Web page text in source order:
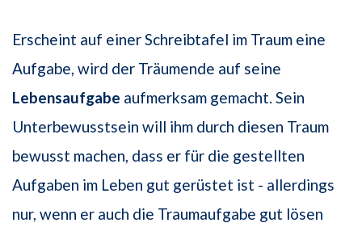
Erscheint auf einer Schreibtafel im Traum eine
Aufgabe, wird der Träumende auf seine
Lebensaufgabe aufmerksam gemacht. Sein
Unterbewusstsein will ihm durch diesen Traum
bewusst machen, dass er für die gestellten
Aufgaben im Leben gut gerüstet ist - allerdings
nur, wenn er auch die Traumaufgabe gut lösen